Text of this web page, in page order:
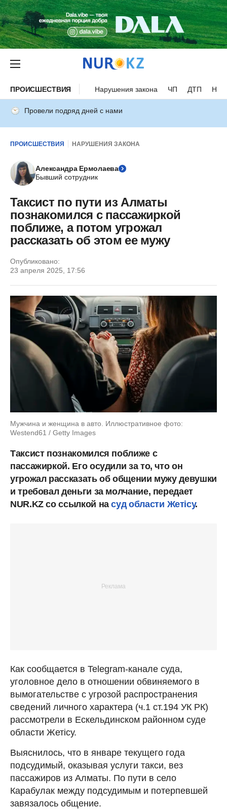
ПРОИСШЕСТВИЯ Нарушения закона ЧП ДТП
Провели подряд дней с нами
ПРОИСШЕСТВИЯ НАРУШЕНИЯ ЗАКОНА
Александра Ермолаева
Бывший сотрудник
Таксист по пути из Алматы
познакомился с пассажиркой
поближе, а потом угрожал
рассказать об этом ее мужу
Опубликовано:
23 апреля 2025, 17:56
Мужчина и женщина в авто. Иллюстративное фото:
Westend61 / Getty Images
Таксист познакомился поближе с
пассажиркой. Его осудили за то, что он
угрожал рассказать об общении мужу девушки
и требовал деньги за молчание, передает
NUR.KZ со ссылкой насуд области Жетісу.
Как сообщается в Telegram-канале суда,
уголовное дело в отношении обвиняемого в
вымогательстве с угрозой распространения
сведений личного характера (ч.1 ст.194 УК РК)
рассмотрели в Ескельдинском районном суде
области Жетісу.
Выяснилось, что в январе текущего года
подсудимый, оказывая услуги такси, вез
пассажиров из Алматы. По пути в село
Карабулак между подсудимым и потерпевшей
завязалось общение.